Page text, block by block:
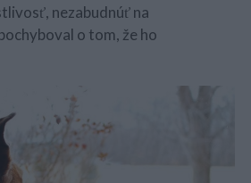
nezabudnúť na
o tom, že ho